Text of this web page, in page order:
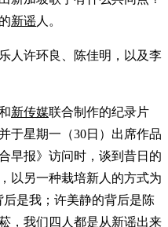
新谣人。
人许环良、陈佳明，以及李
新传媒联合制作的纪录片
于星期一（30日）出席作品
早报》访问时，谈到昔日的
以另一种栽培新人的方式为
是我；许美静的背后是陈
，我们四人都是从新谣出来